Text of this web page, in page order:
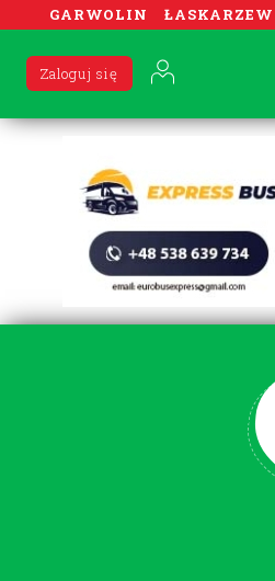
GARWOLIN ŁASKARZEW
Zaloguj się